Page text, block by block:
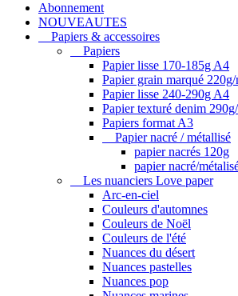
Abonnement
NOUVEAUTES
Papiers & accessoires
Papiers
Papier lisse 170-185g A4
Papier grain marqué 220g/
Papier lisse 240-290g A4
Papier texturé denim
Papiers format A3
Papier nacré / métallisé
papier nacrés 120g
papier nacré/
Les nuanciers Love paper
Arc-en-ciel
Couleurs d'automnes
Couleurs de Noël
Couleurs de l'été
Nuances du désert
Nuances pastelles
Nuances pop